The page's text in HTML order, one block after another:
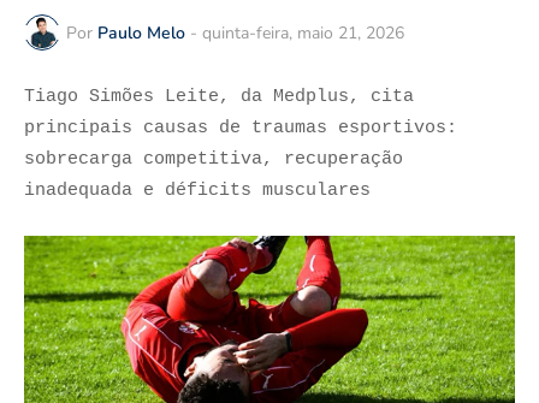
Por Paulo Melo - quinta-feira, maio 21, 2026
Tiago Simões Leite, da Medplus, cita
principais causas de traumas esportivos:
sobrecarga competitiva, recuperação
inadequada e déficits musculares